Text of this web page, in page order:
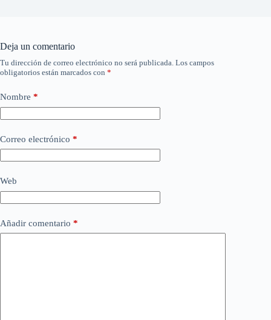
Deja un comentario
Tu dirección de correo electrónico no será publicada. Los campos
obligatorios están marcados con *
Nombre *
Correo electrónico *
Web
Añadir comentario *